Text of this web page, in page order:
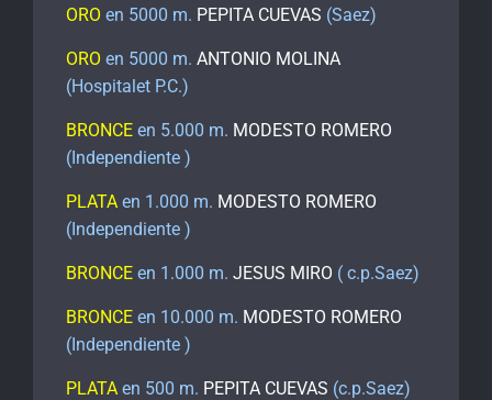
ORO en 5000 m. PEPITA CUEVAS (Saez)
ORO en 5000 m. ANTONIO MOLINA
(Hospitalet P.C.)
BRONCE en 5.000 m. MODESTO ROMERO
(Independiente )
PLATA en 1.000 m. MODESTO ROMERO
(Independiente )
BRONCE en 1.000 m. JESUS MIRO ( c.p.Saez)
BRONCE en 10.000 m. MODESTO ROMERO
(Independiente )
PLATA en 500 m. PEPITA CUEVAS (c.p.Saez)